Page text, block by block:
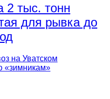
2 тыс. тонн
для рывка до